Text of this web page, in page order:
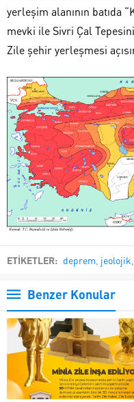
yerleşim alanının batıda
mevki ile Sivri Çal
Zile şehir yerleşmesi
ETİKETLER: deprem jeolojik
Benzer Konular